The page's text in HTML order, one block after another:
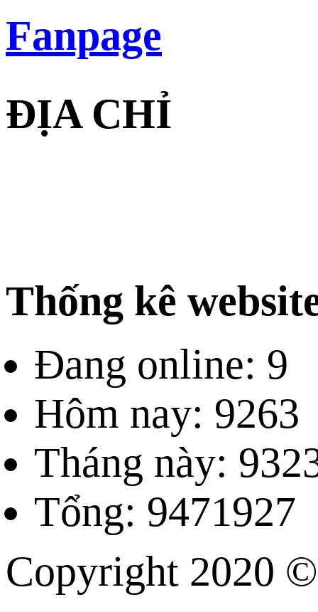
Fanpage
ĐỊA CHỈ
Thống kê
Đang online: 9
Hôm nay: 9263
Tháng này:
Tổng: 9471927
Copyright 2020